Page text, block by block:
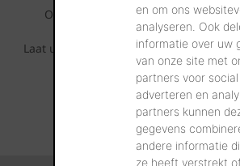
en om ons
analyseren. Ook
informatie over uw
van onze site met
partners voor
adverteren en
partners kunnen
gegevens
andere informatie
ze heeft verstrekt
Ontdek wat er allemaal mogelijk is
gevelsteen.
Laat u inspireren door de fotoreeksen
terugvinden.
ALLE REALISATIES